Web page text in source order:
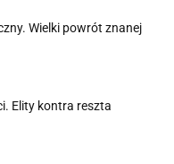
Wielki powrót znanej
Elity kontra reszta